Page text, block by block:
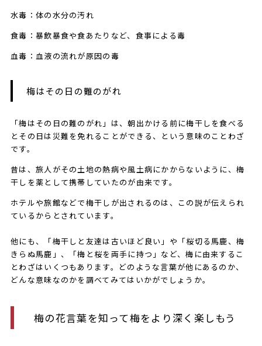
水毒：体の水分の汚れ
食毒：暴飲暴食や食あたりなど、食事による毒
血毒：血液の流れが原因の毒
​​​梅はその日の難のがれ
「梅はその日の難のがれ」は、朝出かける前に梅干しを食べる
とその日は災難を免れることができる、という意味のことわざ
です。
昔は、旅人がその土地の熱病や風土病にかからないように、梅
干しを薬として携帯していたのが由来です。
ホテルや旅館などで梅干しが出されるのは、この説が伝えられ
ているからとされています。
他にも、「梅干しと友達は古いほど良い」や「桜切る馬鹿、​梅​
きらぬ馬鹿」、「梅と桜を両手に持つ」など、梅に由来するこ
とわざはいくつもあります。どのような言葉が他にあるのか、
どんな意味なのかを調べてみてはいかがでしょうか。
梅の花言葉を知って梅をより深く楽しもう